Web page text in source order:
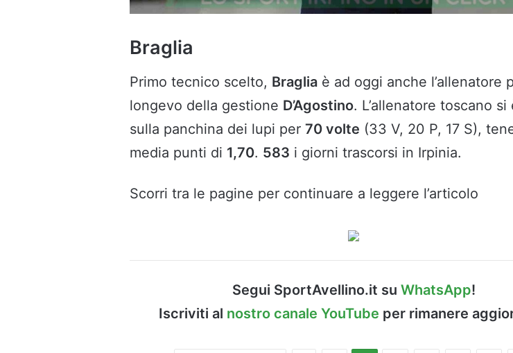
Braglia
Primo tecnico scelto, Braglia è ad oggi anche l’allenatore
longevo della gestione D’Agostino. L’allenatore toscano
sulla panchina dei lupi per 70 volte (33 V, 20 P, 17 S),
media punti di 1,70. 583 i giorni trascorsi in Irpinia.
Scorri tra le pagine per continuare a leggere l’articolo
Segui SportAvellino.it su WhatsApp!
Iscriviti al nostro canale YouTube per rimanere